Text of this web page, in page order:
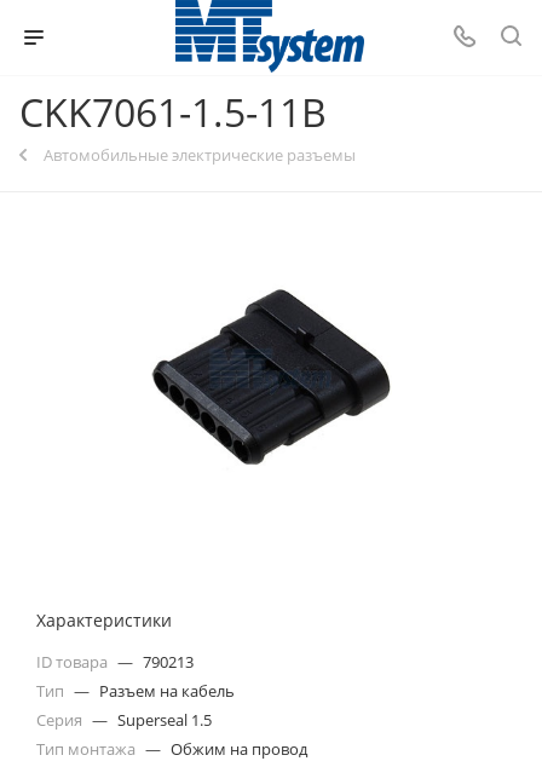
CKK7061-1.5-11B
Автомобильные электрические разъемы
Характеристики
ID товара — 790213
Тип — Разъем на кабель
Серия — Superseal 1.5
Тип монтажа — Обжим на провод